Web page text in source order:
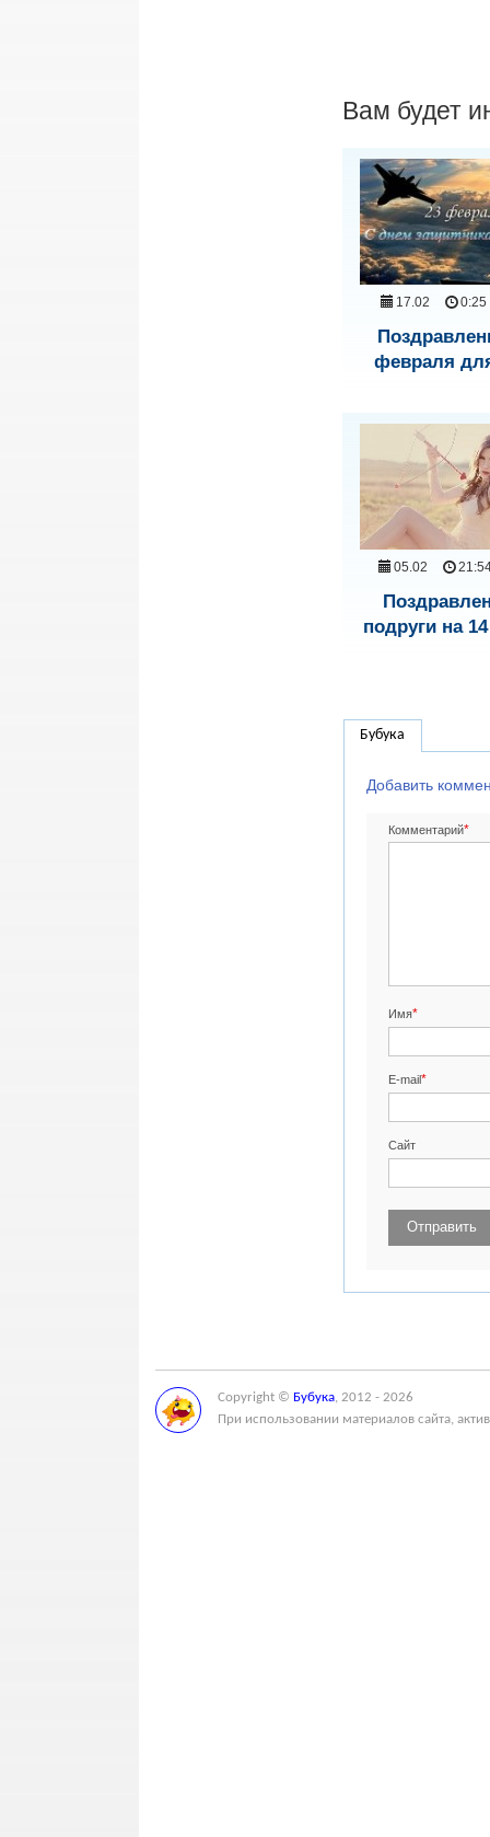
Вам будет
17.02 0:25
февраля
05.02
подруги на
Бубука
Добавить
Комментарий*
Имя*
E-mail*
Сайт
Copyright © Бубука, 2012 - 2026
При использовании материалов сайта,